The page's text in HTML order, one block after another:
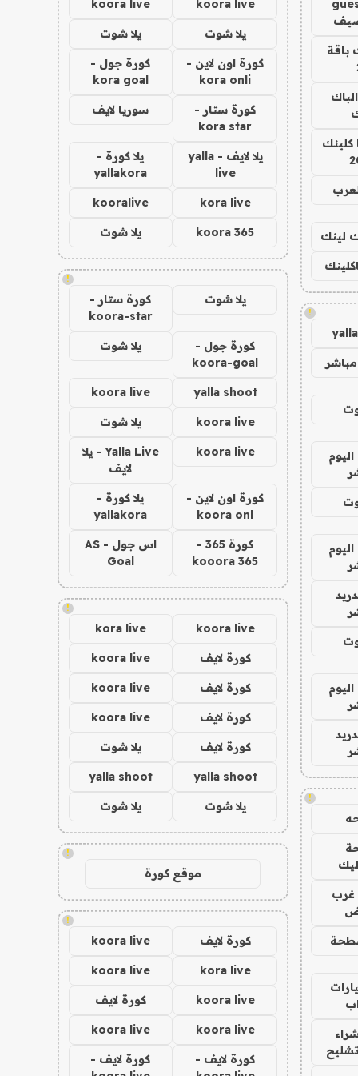
باقة
كلينك
لينك
!
!
koora live
koora live
يلا شوت يلا شوت
كورة اون لاين -
kora onli
كورة جول -
kora goal
كورة ستار -
kora star
سوريا لايف
يلا لايف - yalla
live
يلا كورة -
yallakora
kora live
kooralive
koora 365 يلا شوت
!
يلا شوت
كورة ستار -
koora-star
كورة جول -
koora-goal
يلا شوت
yalla shoot
koora live
koora live يلا شوت
koora live
Yalla Live - يلا
لايف
كورة اون لاين -
koora onl
يلا كورة -
yallakora
كورة 365 -
kooora 365
اس جول - AS
Goal
!
koora live
kora live
كورة لايف koora live
كورة لايف koora live
كورة لايف koora live
كورة لايف يلا شوت
yalla shoot
yalla shoot
يلا شوت يلا شوت
!
موقع كورة
!
كورة لايف koora live
kora live
koora live
koora live كورة لايف
koora live
koora live
كورة لايف -
كورة لايف -